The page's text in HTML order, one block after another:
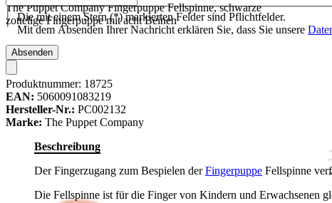
The Puppet Company Fingerpuppe Fellspinne, schwarze
zottelige Fingerpuppe mit acht Beinen
Die mit einem Stern (*) markierten Felder sind Pflichtfelder.
Mit dem Absenden Ihrer Nachricht erklären Sie, dass Sie unsere
Absenden
Produktnummer: 18725
EAN: 5060091083219
Hersteller-Nr.: PC002132
Marke: The Puppet Company
Beschreibung
Der Fingerzugang zum Bespielen derFingerpuppe Fellspinne
Die Fellspinne ist für die Finger von Kindern und Erwachsenen